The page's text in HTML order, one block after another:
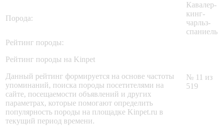
Порода:
Кавалер-
кинг-
чарльз-
спаниель
Рейтинг породы:
Рейтинг породы на Kinpet
Данный рейтинг формируется на основе частоты
упоминаний, поиска породы посетителями на
сайте, посещаемости объявлений и других
параметрах, которые помогают определить
популярность породы на площадке Kinpet.ru в
текущий период времени.
№ 11 из
519